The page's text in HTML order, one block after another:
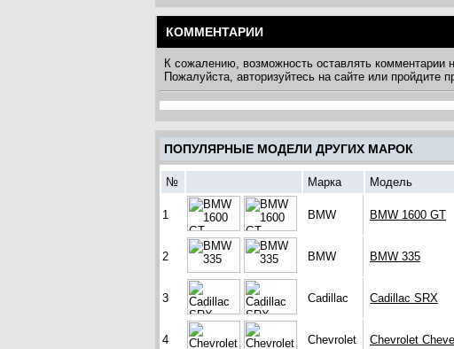
КОММЕНТАРИИ
К сожалению, возможность оставлять комментарии
Пожалуйста, авторизуйтесь на сайте или пройдите
ПОПУЛЯРНЫЕ МОДЕЛИ ДРУГИХ МАРОК
№ Марка Модель
1 BMW BMW 1600 GT
2 BMW BMW 335
3 Cadillac Cadillac SRX
4 Chevrolet Chevrolet